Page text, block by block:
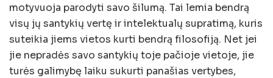
motyvuoja parodyti savo šilumą. Tai lemia bendrą
visų jų santykių vertę ir intelektualų supratimą, kuris
suteikia jiems vietos kurti bendrą filosofiją. Net jei
jie nepradės savo santykių toje pačioje vietoje, jie
turės galimybę laiku sukurti panašias vertybes,